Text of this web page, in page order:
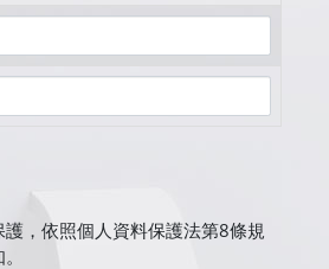
，依照個人資料保護法第8條規